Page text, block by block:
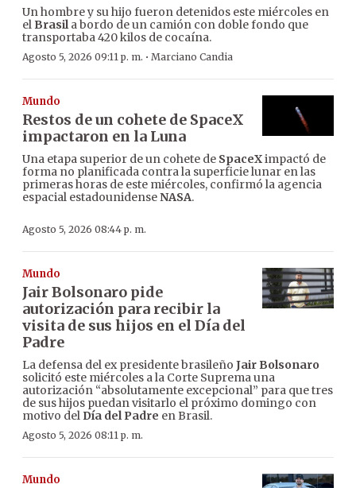
Un hombre y su hijo fueron detenidos este miércoles en
el Brasila bordo de un camión con doble fondo que
transportaba 420 kilos de cocaína.
Agosto 5, 2026 09:11 p. m. · Marciano Candia
Mundo
Restos de un cohete de SpaceX
impactaron en la Luna
Una etapa superior de un cohete de SpaceXimpactó de
forma no planificada contra la superficie lunar en las
primeras horas de este miércoles, confirmó la agencia
espacial estadounidenseNASA.
Agosto 5, 2026 08:44 p. m.
Mundo
Jair Bolsonaro pide
autorización para recibir la
visita de sus hijos en el Día del
Padre
La defensa del ex presidente brasileño Jair Bolsonaro
solicitó este miércoles a la Corte Suprema una
autorización “absolutamente excepcional” para que tres
de sus hijos puedan visitarlo el próximo domingo con
motivo del Día del Padre en Brasil.
Agosto 5, 2026 08:11 p. m.
Mundo